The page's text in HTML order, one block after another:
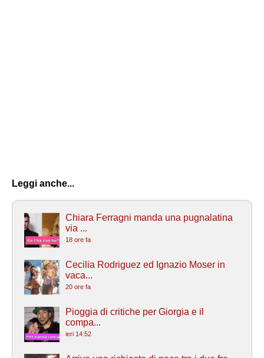
Leggi anche...
Chiara Ferragni manda una pugnalatina
via ...
18 ore fa
Cecilia Rodriguez ed Ignazio Moser in
vaca...
20 ore fa
Pioggia di critiche per Giorgia e il
compa...
ieri 14:52